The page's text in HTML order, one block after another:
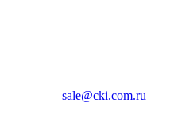
sale@cki.com.ru